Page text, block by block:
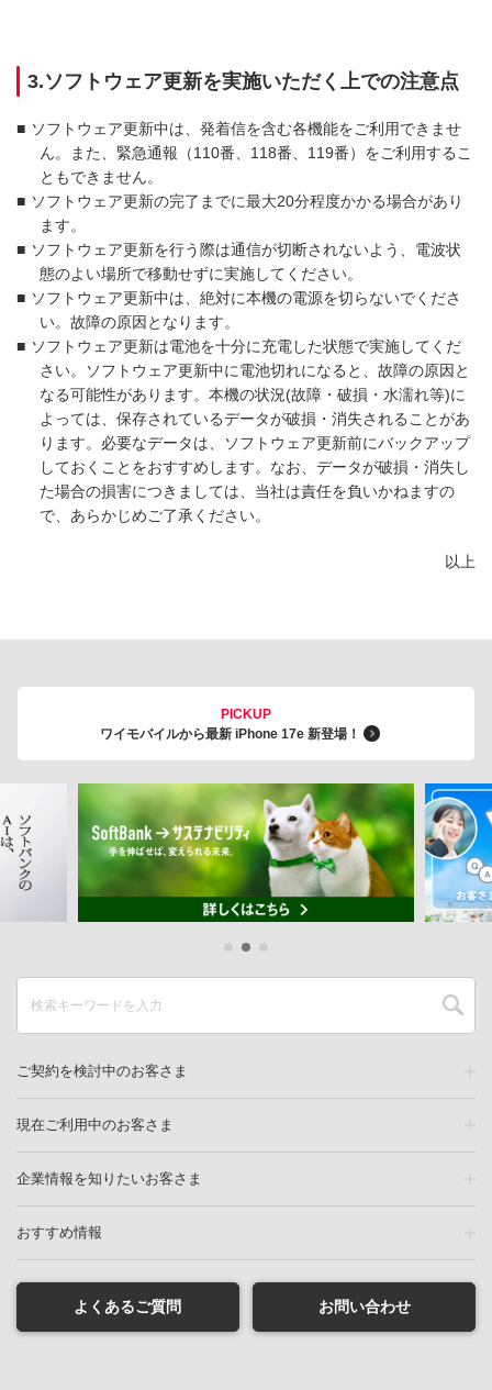
3.ソフトウェア更新を実施いただく上での注意点
■ ソフトウェア更新中は、発着信を含む各機能をご利用できませ
ん。また、緊急通報（110番、118番、119番）をご利用するこ
ともできません。
■ ソフトウェア更新の完了までに最大20分程度かかる場合があり
ます。
■ ソフトウェア更新を行う際は通信が切断されないよう、電波状
態のよい場所で移動せずに実施してください。
■ ソフトウェア更新中は、絶対に本機の電源を切らないでくださ
い。故障の原因となります。
■ ソフトウェア更新は電池を十分に充電した状態で実施してくだ
さい。ソフトウェア更新中に電池切れになると、故障の原因と
なる可能性があります。本機の状況(故障・破損・水濡れ等)に
よっては、保存されているデータが破損・消失されることがあ
ります。必要なデータは、ソフトウェア更新前にバックアップ
しておくことをおすすめします。なお、データが破損・消失し
た場合の損害につきましては、当社は責任を負いかねますの
で、あらかじめご了承ください。
以上
PICKUP
ワイモバイルから最新 iPhone 17e 新登場！
ご契約を検討中のお客さま
現在ご利用中のお客さま
企業情報を知りたいお客さま
おすすめ情報
よくあるご質問 お問い合わせ